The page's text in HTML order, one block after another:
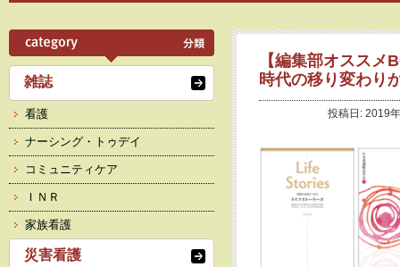
【編集部オスス
時代の移り変わり
投稿日: 2019
雑誌
看護
ナーシング・トゥデイ
コミュニティケア
ＩＮＲ
家族看護
災害看護